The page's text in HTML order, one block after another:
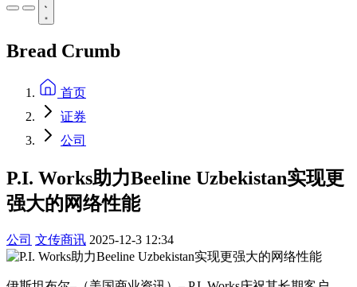
Bread Crumb
首页
证券
公司
P.I. Works助力Beeline Uzbekistan实现更
强大的网络性能
公司 文传商讯 2025-12-3 12:34